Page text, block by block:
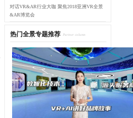
对话VR&AR行业大咖 聚焦2018亚洲VR全景
&AR博览会
热门全景专题推荐 Partner column